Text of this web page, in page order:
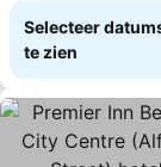
Selecteer
te zien